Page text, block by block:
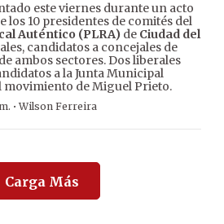
este viernes durante un acto
los 10 presidentes de comités del
Auténtico (PLRA) de Ciudad del
candidatos a concejales de
ambos sectores. Dos liberales
a la Junta Municipal
movimiento de Miguel Prieto.
·Wilson Ferreira
Carga Más